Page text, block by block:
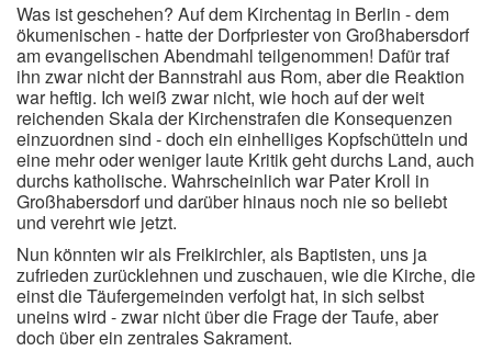
Was ist geschehen? Auf dem Kirchentag in Berlin - dem
ökumenischen - hatte der Dorfpriester von Großhabersdorf
am evangelischen Abendmahl teilgenommen! Dafür traf
ihn zwar nicht der Bannstrahl aus Rom, aber die Reaktion
war heftig. Ich weiß zwar nicht, wie hoch auf der weit
reichenden Skala der Kirchenstrafen die Konsequenzen
einzuordnen sind - doch ein einhelliges Kopfschütteln und
eine mehr oder weniger laute Kritik geht durchs Land, auch
durchs katholische. Wahrscheinlich war Pater Kroll in
Großhabersdorf und darüber hinaus noch nie so beliebt
und verehrt wie jetzt.
Nun könnten wir als Freikirchler, als Baptisten, uns ja
zufrieden zurücklehnen und zuschauen, wie die Kirche, die
einst die Täufergemeinden verfolgt hat, in sich selbst
uneins wird - zwar nicht über die Frage der Taufe, aber
doch über ein zentrales Sakrament.